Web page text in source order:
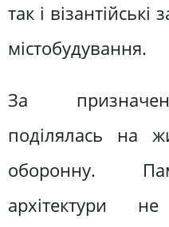
так і
містобудування.
За
поділялась на
оборонну.
архітектури